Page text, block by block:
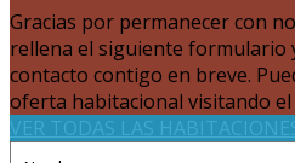
Gracias por permanecer con
rellena el siguiente formulario
contacto contigo en breve.
oferta habitacional visitando el
VER TODAS LAS